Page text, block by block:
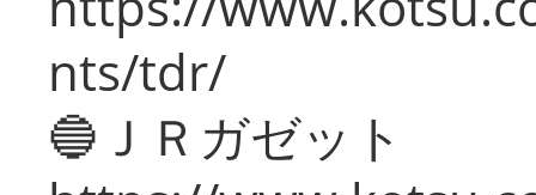
nts/tdr/
🔵ＪＲガゼット